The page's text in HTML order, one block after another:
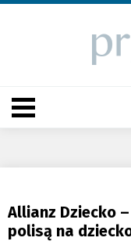
Allianz Dziecko
polisą na